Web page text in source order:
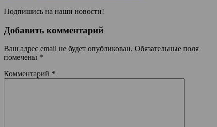
Подпишись на наши новости!
Добавить комментарий
Ваш адрес email не будет опубликован. Обязательные поля
помечены *
Комментарий *